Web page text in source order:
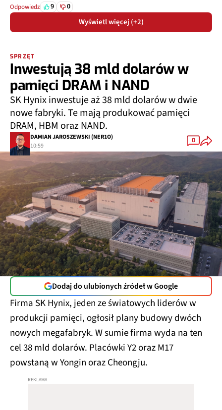
Odpowiedz 9 0
Wyświetl więcej (+2)
SPRZĘT
Inwestują 38 mld dolarów w
pamięci DRAM i NAND
SK Hynix inwestuje aż 38 mld dolarów w dwie
nowe fabryki. Te mają produkować pamięci
DRAM, HBM oraz NAND.
DAMIAN JAROSZEWSKI (NER1O)
10:59
0
Dodaj do ulubionych źródeł w Google
Firma SK Hynix, jeden ze światowych liderów w
produkcji pamięci, ogłosił plany budowy dwóch
nowych megafabryk. W sumie firma wyda na ten
cel 38 mld dolarów. Placówki Y2 oraz M17
powstaną w Yongin oraz Cheongju.